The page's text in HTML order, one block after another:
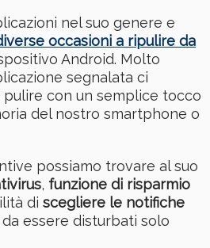
nel suo genere e
occasioni a ripulire da
Android. Molto
segnalata ci
con un semplice tocco
del nostro smartphone o
possiamo trovare al suo
, funzione di risparmio
di scegliere le notifiche
essere disturbati solo